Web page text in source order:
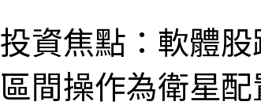
投資焦點：軟體股
區間操作為衛星配